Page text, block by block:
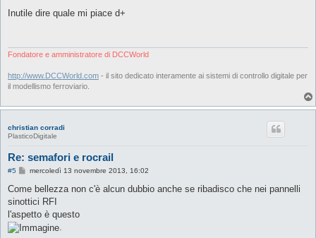
s
i
Inutile dire quale mi piace d+
Fondatore e amministratore di DCCWorld
http://www.DCCWorld.com - il sito dedicato interamente ai sistemi di controllo digitale per
il modellismo ferroviario.
christian corradi
PlasticoDigitale
Re: semafori e rocrail
#5
M
s
a
g
i
mercoledì 13 novembre 2013, 16:02
Come bellezza non c'è alcun dubbio anche se ribadisco che nei pannelli
sinottici RFI
l'aspetto è questo
.